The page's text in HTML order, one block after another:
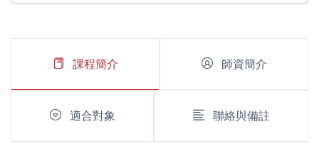
課程簡介 師資簡介
適合對象 聯絡與備註